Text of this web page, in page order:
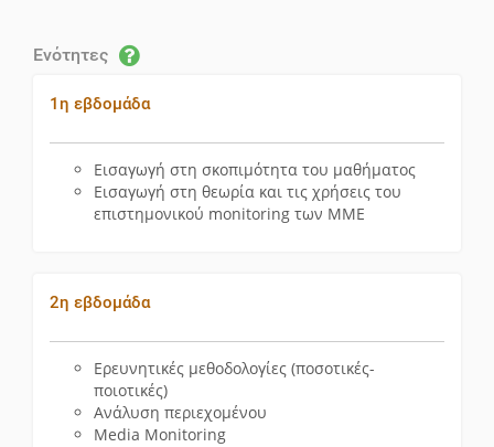
Ενότητες
1η εβδομάδα
Εισαγωγή στη σκοπιμότητα του μαθήματος
Εισαγωγή στη θεωρία και τις χρήσεις του
επιστημονικού monitoring των ΜΜΕ
2η εβδομάδα
Ερευνητικές μεθοδολογίες (ποσοτικές-
ποιοτικές)
Ανάλυση περιεχομένου
Media Monitoring